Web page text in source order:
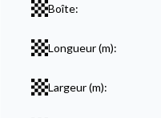
Boîte:
Longueur (m):
Largeur (m):